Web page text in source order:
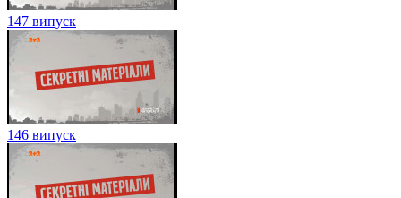
147 випуск
146 випуск